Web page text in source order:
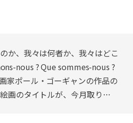
か、我々は何者か、我々はどこ
nous ? Que sommes-nous ?
家ポール・ゴーギャンの作品の
画のタイトルが、今月取り…